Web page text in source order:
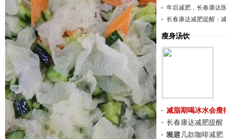
特色减 运动
热点关注
饮食减肥
年后减肥，长春康达
长春康达减肥提醒：
瘦身汤饮
减脂期喝冰水会瘦
长春康达减肥提醒
发胖
喝这几款咖啡减肥